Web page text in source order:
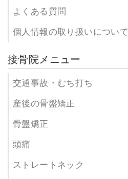
よくある質問
個人情報の取り扱いについて
接骨院メニュー
交通事故・むち打ち
産後の骨盤矯正
骨盤矯正
頭痛
ストレートネック